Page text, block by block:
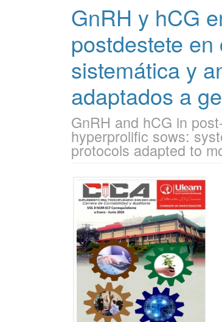
Retracciones,
Consentimiento
Política de
Política de acceso
Derechos de autor
Política de publicidad
Política anti-plagio
Declaración de
Política de archivos
Declaración de
Política de género
Disponibilidad de
GnRH y hCG
postdestete
sistemática y
adaptados a
GnRH and hCG in
hyperprolific sows:
protocols adapted to
Barra
lateral
del
artículo